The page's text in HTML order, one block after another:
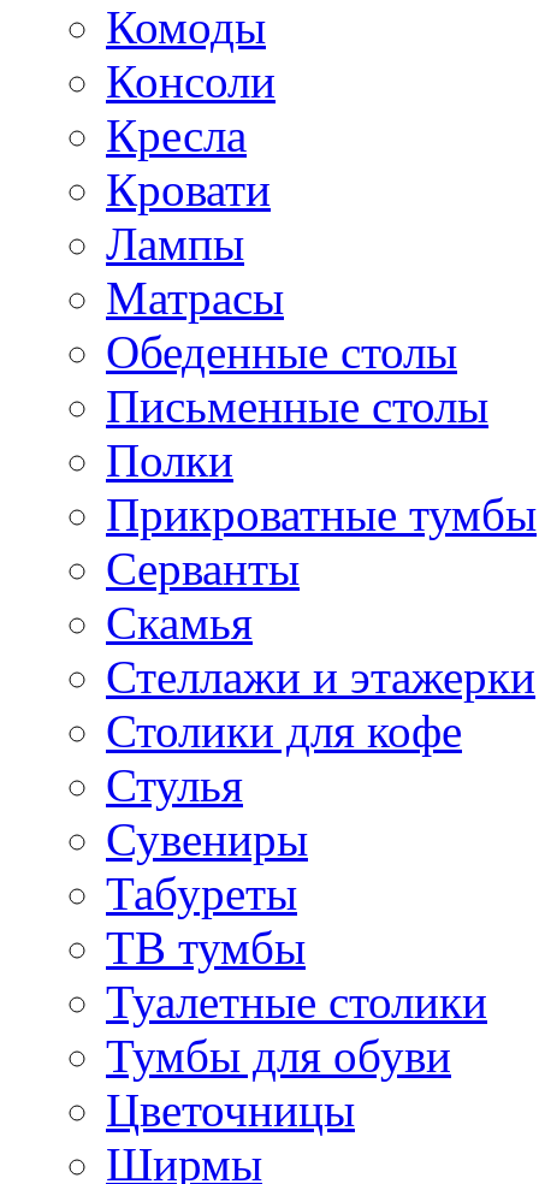
Комоды
Консоли
Кресла
Кровати
Лампы
Матрасы
Обеденные столы
Письменные столы
Полки
Прикроватные тумбы
Серванты
Скамья
Стеллажи и этажерки
Столики для кофе
Стулья
Сувениры
Табуреты
ТВ тумбы
Туалетные столики
Тумбы для обуви
Цветочницы
Ширмы